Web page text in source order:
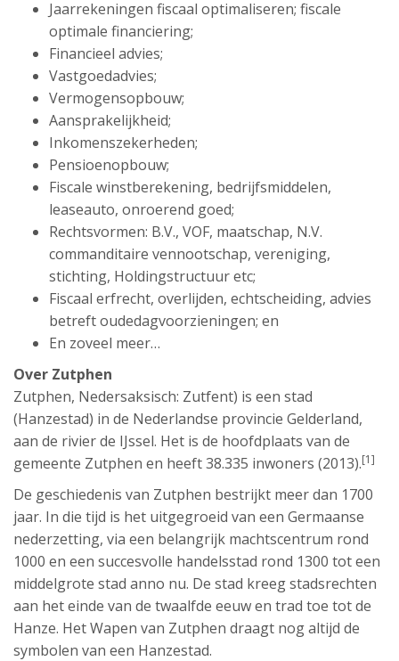
Jaarrekeningen fiscaal optimaliseren; fiscale
optimale financiering;
Financieel advies;
Vastgoedadvies;
Vermogensopbouw;
Aansprakelijkheid;
Inkomenszekerheden;
Pensioenopbouw;
Fiscale winstberekening, bedrijfsmiddelen,
leaseauto, onroerend goed;
Rechtsvormen: B.V., VOF, maatschap, N.V.
commanditaire vennootschap, vereniging,
stichting, Holdingstructuur etc;
Fiscaal erfrecht, overlijden, echtscheiding, advies
betreft oudedagvoorzieningen; en
En zoveel meer…
Over Zutphen
Zutphen, Nedersaksisch: Zutfent) is een stad
(Hanzestad) in de Nederlandse provincie Gelderland,
aan de rivier de IJssel. Het is de hoofdplaats van de
gemeente Zutphen en heeft 38.335 inwoners (2013).[1]
De geschiedenis van Zutphen bestrijkt meer dan 1700
jaar. In die tijd is het uitgegroeid van een Germaanse
nederzetting, via een belangrijk machtscentrum rond
1000 en een succesvolle handelsstad rond 1300 tot een
middelgrote stad anno nu. De stad kreeg stadsrechten
aan het einde van de twaalfde eeuw en trad toe tot de
Hanze. Het Wapen van Zutphen draagt nog altijd de
symbolen van een Hanzestad.